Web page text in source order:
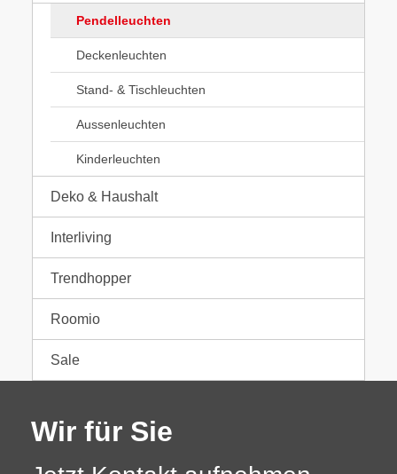
Pendelleuchten
Deckenleuchten
Stand- & Tischleuchten
Aussenleuchten
Kinderleuchten
Deko & Haushalt
Interliving
Trendhopper
Roomio
Sale
Wir für Sie